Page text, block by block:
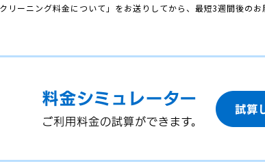
リーニング料金について」をお送りしてから、最短3週間後のお